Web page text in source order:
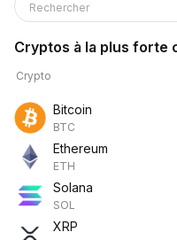
Rechercher
Cryptos à la plus forte
Crypto
Bitcoin
BTC
Ethereum
ETH
Solana
SOL
XRP